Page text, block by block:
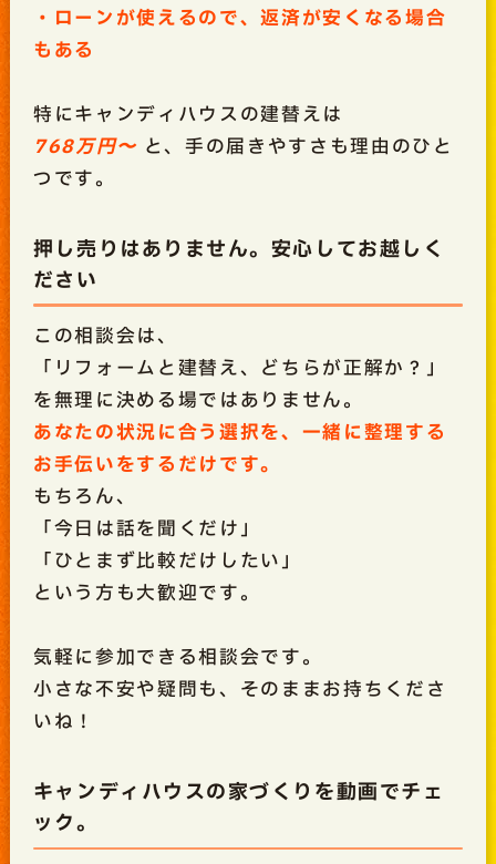
・ローンが使えるので、返済が安くなる場合
もある
特にキャンディハウスの建替えは
768万円〜 と、手の届きやすさも理由のひと
つです。
押し売りはありません。安心してお越しく
ださい
この相談会は、
「リフォームと建替え、どちらが正解か？」
を無理に決める場ではありません。
あなたの状況に合う選択を、一緒に整理する
お手伝いをするだけです。
もちろん、
「今日は話を聞くだけ」
「ひとまず比較だけしたい」
という方も大歓迎です。
気軽に参加できる相談会です。
小さな不安や疑問も、そのままお持ちくださ
いね！
キャンディハウスの家づくりを動画でチェ
ック。